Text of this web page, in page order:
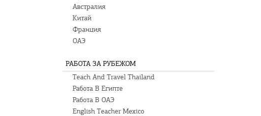
Австралия
Китай
Франция
ОАЭ
РАБОТА ЗА РУБЕЖОМ
Teach And Travel Thailand
Работа В Египте
Работа В ОАЭ
English Teacher Mexico